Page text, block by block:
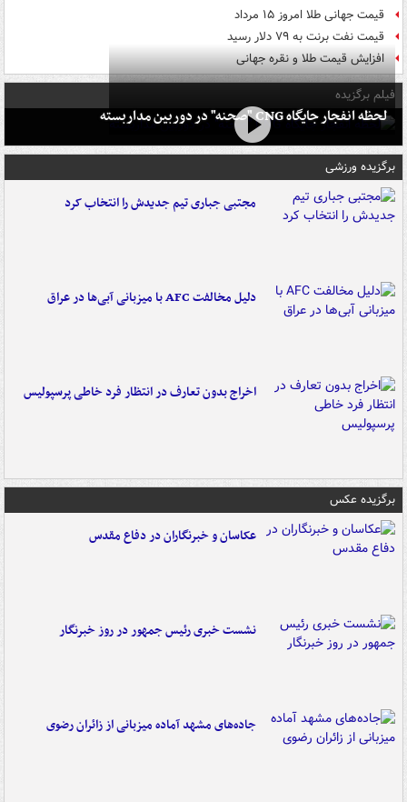
قیمت جهانی طلا امروز ۱۵ مرداد
قیمت نفت برنت به ۷۹ دلار رسید
افزایش قیمت طلا و نقره جهانی
فیلم برگزیده
لحظه انفجار جایگاه CNG "صحنه" در دوربین مداربسته
برگزیده ورزشی
مجتبی جباری تیم جدیدش را انتخاب کرد
دلیل مخالفت AFC با میزبانی آبی‌ها در عراق
اخراج بدون تعارف در انتظار فرد خاطی پرسپولیس
برگزیده عکس
عکاسان و خبرنگاران در دفاع مقدس
نشست خبری رئیس جمهور در روز خبرنگار
جاده‌های مشهد آماده میزبانی از زائران رضوی